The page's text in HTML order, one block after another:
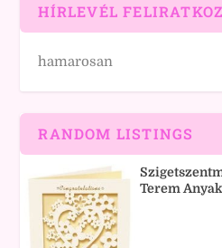
HÍRLEVÉL
hamarosan
RANDOM LISTINGS
Terem